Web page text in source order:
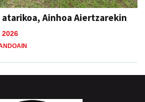
Ainhoa Aiertzarekin
2026